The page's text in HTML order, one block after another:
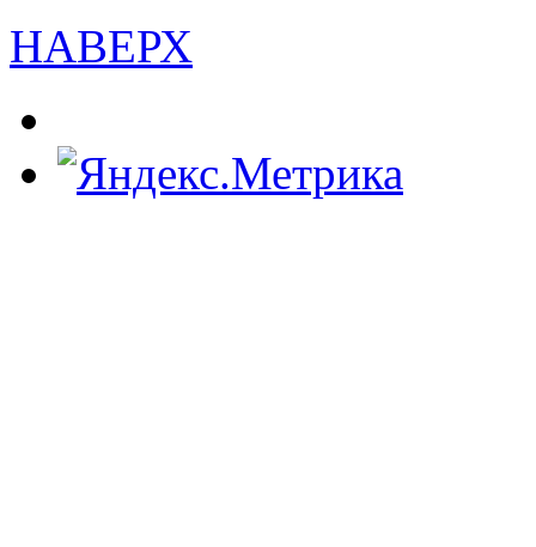
НАВЕРХ